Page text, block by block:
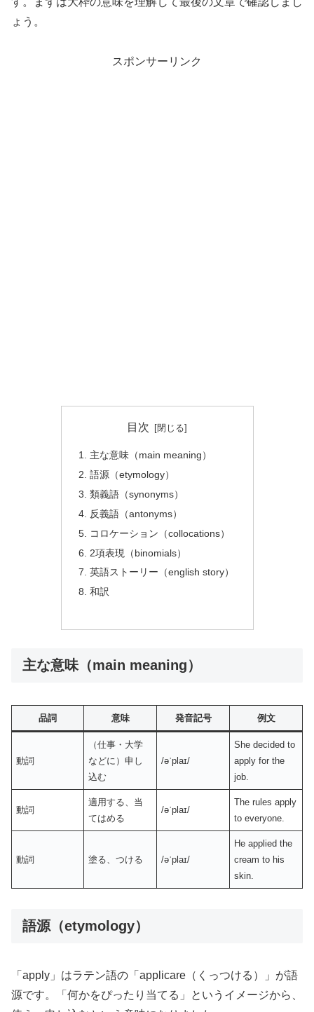
ょう。
スポンサーリンク
目次
主な意味（main meaning）
語源（etymology）
類義語（synonyms）
反義語（antonyms）
コロケーション（collocations）
2項表現（binomials）
英語ストーリー（english story）
和訳
主な意味（main meaning）
品詞 意味 発音記号 例文
動詞
（仕事・大学
などに）申し
込む
/əˈplaɪ/
She decided to
apply for the
job.
動詞
適用する、当
てはめる
/əˈplaɪ/
The rules apply
to everyone.
動詞 塗る、つける /əˈplaɪ/
He applied the
cream to his
skin.
語源（etymology）
「apply」はラテン語の「applicare（くっつける）」が語
源です。「何かをぴったり当てる」というイメージから、